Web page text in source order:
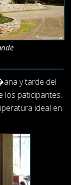
y tarde del
los paticipantes.
ideal en